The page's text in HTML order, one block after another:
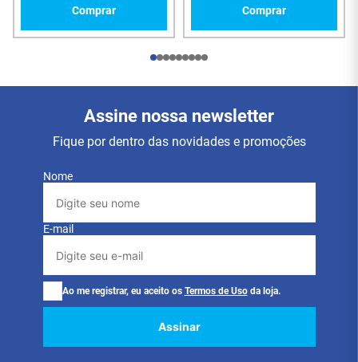
Comprar Comprar
Assine nossa newsletter
Fique por dentro das novidades e promoções
Nome
E-mail
Ao me registrar, eu aceito os Termos de Uso da loja.
Assinar